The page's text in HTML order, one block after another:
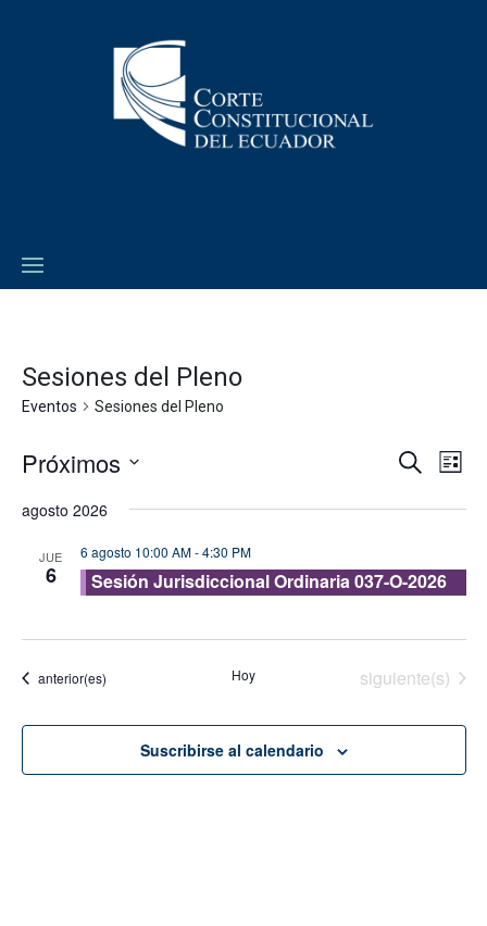
Sesiones del Pleno
Eventos Sesiones del Pleno
vistas
Buscar
Lista
Próximos
fecha.
agosto 2026
JUE
6
6 agosto 10:00 AM-4:30 PM
Sesión Jurisdiccional Ordinaria 037-O-2026
Eventos
anterior(es) Hoy Eventos
siguiente(s)
Suscribirse al calendario